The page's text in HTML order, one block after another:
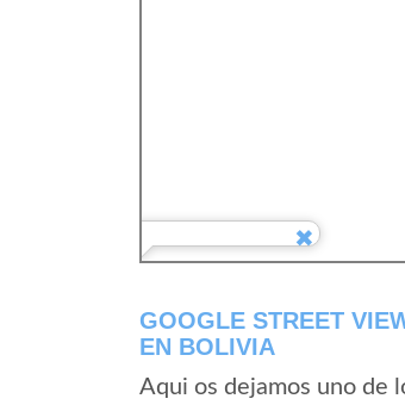
GOOGLE STREET
EN BOLIVIA
Aqui os dejamos uno de